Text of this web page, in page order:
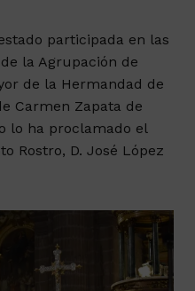
participada en las
la Agrupación de
de la Hermandad de
Carmen Zapata de
lo ha proclamado el
Rostro, D. José López